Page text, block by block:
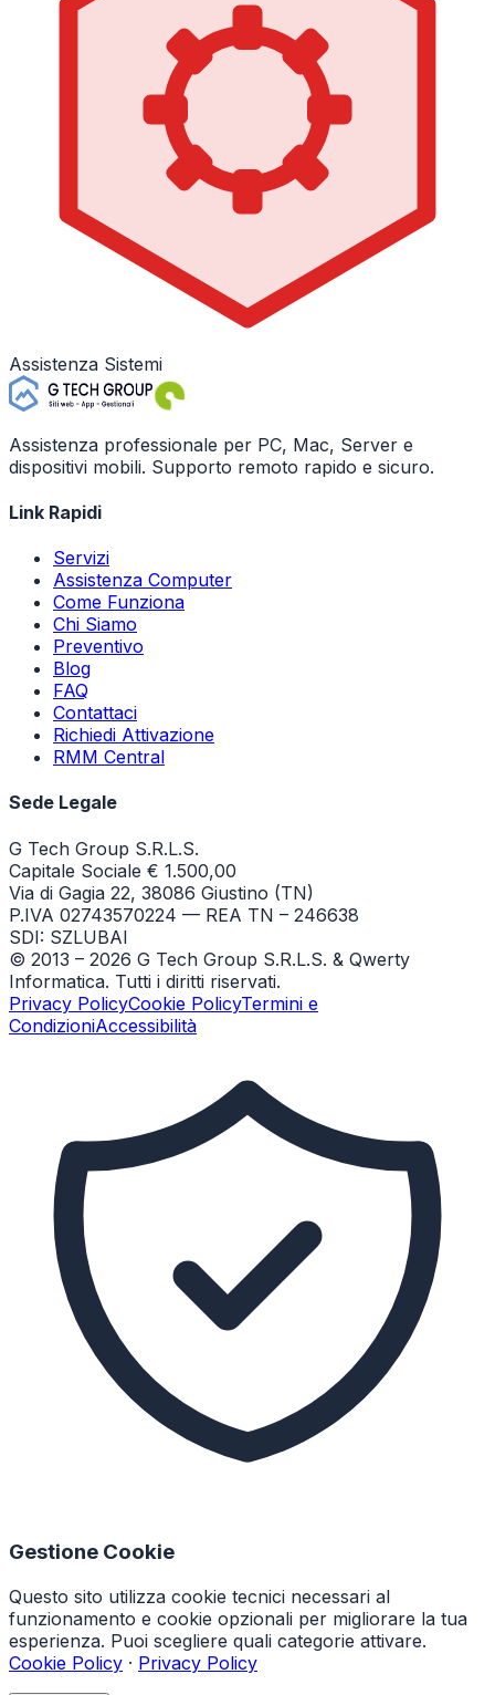
Assistenza Sistemi
Assistenza professionale per PC, Mac, Server e
dispositivi mobili. Supporto remoto rapido e sicuro.
Link Rapidi
Servizi
Assistenza Computer
Come Funziona
Chi Siamo
Preventivo
Blog
FAQ
Contattaci
Richiedi Attivazione
RMM Central
Sede Legale
G Tech Group S.R.L.S.
Capitale Sociale € 1.500,00
Via di Gagia 22, 38086 Giustino (TN)
P.IVA 02743570224 — REA TN – 246638
SDI: SZLUBAI
© 2013 – 2026 G Tech Group S.R.L.S. & Qwerty
Informatica. Tutti i diritti riservati.
Privacy PolicyCookie PolicyTermini e
CondizioniAccessibilità
Gestione Cookie
Questo sito utilizza cookie tecnici necessari al
funzionamento e cookie opzionali per migliorare la tua
esperienza. Puoi scegliere quali categorie attivare.
Cookie Policy · Privacy Policy